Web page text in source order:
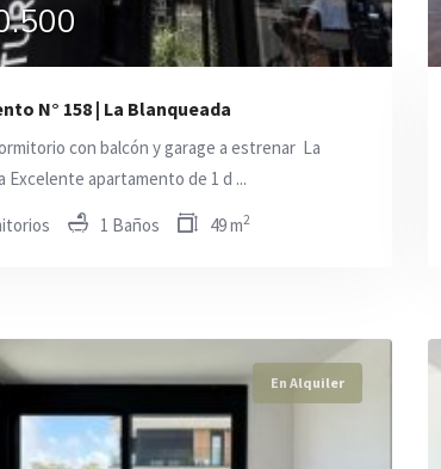
N° 158 | La Blanqueada
con balcón y garage a estrenar  La
Excelente apartamento de 1 d ...
1 Baños 49 m2
En Alquiler
En Alquiler
En Alquiler